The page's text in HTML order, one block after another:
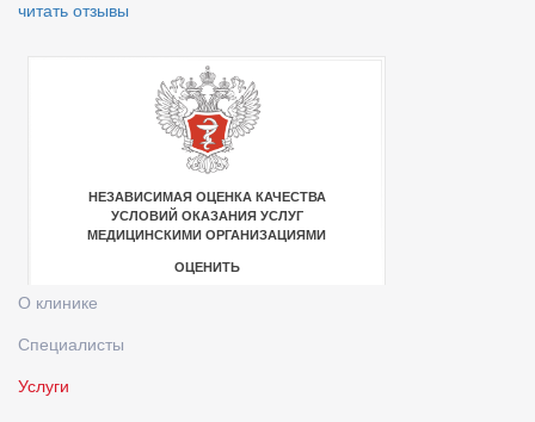
читать отзывы
О клинике
Специалисты
Услуги